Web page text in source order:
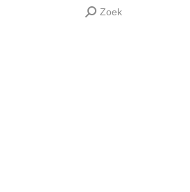
Zoeken:
Zoek